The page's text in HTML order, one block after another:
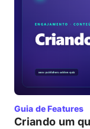
Guia de Features
Criando um